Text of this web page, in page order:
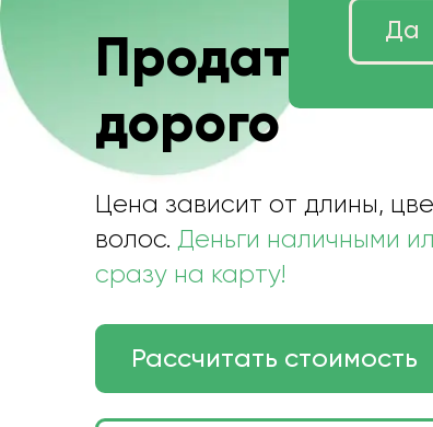
Продать
дорого
Цена зависит от длины,
волос. Деньги наличными
сразу на карту!
Рассчитать стоимость
Да